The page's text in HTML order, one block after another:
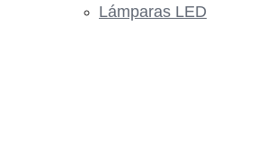
Lámparas LED